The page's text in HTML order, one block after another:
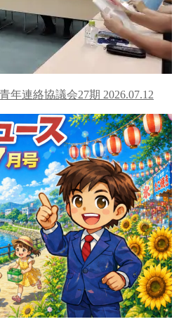
年連絡協議会27期 2026.07.12